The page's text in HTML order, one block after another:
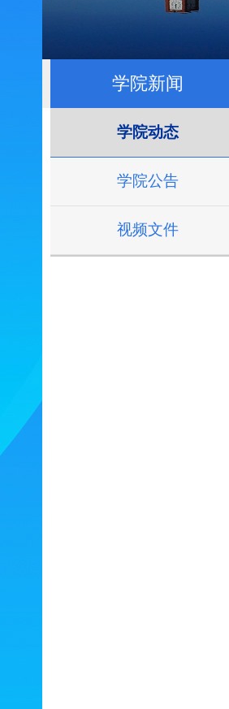
学院新闻
学院动态
学院公告
视频文件